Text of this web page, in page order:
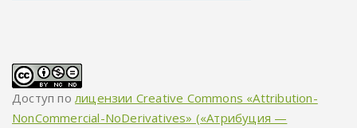
Доступ по лицензии Creative Commons «Attribution-
NonCommercial-NoDerivatives» («Атрибуция —